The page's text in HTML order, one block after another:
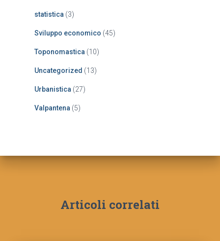
statistica (3)
Sviluppo economico (45)
Toponomastica (10)
Uncategorized (13)
Urbanistica (27)
Valpantena (5)
Articoli correlati